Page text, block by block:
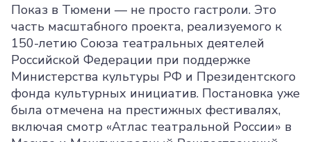
Показ в Тюмени — не просто гастроли. Это
часть масштабного проекта, реализуемого к
150-летию Союза театральных деятелей
Российской Федерации при поддержке
Министерства культуры РФ и Президентского
фонда культурных инициатив. Постановка уже
была отмечена на престижных фестивалях,
включая смотр «Атлас театральной России» в